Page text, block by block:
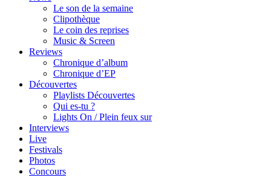
Le son de la semaine
Clipothèque
Le coin des reprises
Music & Screen
Reviews
Chronique d’album
Chronique d’EP
Découvertes
Playlists Découvertes
Qui es-tu ?
Lights On / Plein feux sur
Interviews
Live
Festivals
Photos
Concours